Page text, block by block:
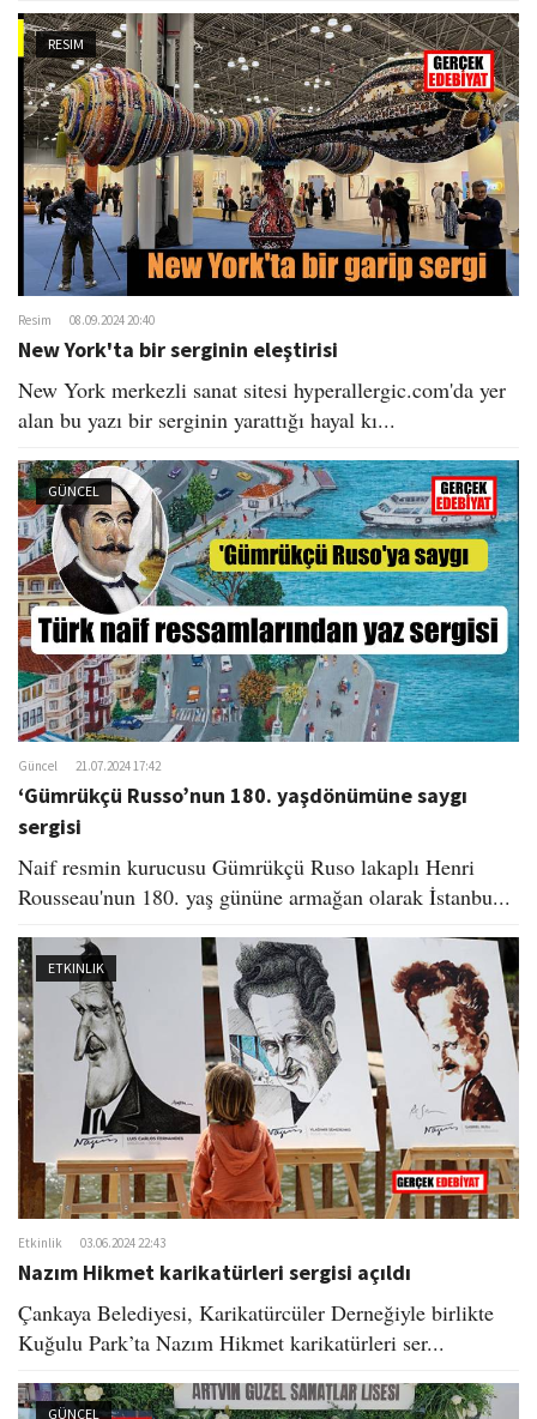
RESIM
Resim 08.09.2024 20:40
New York'ta bir serginin eleştirisi
New York merkezli sanat sitesi hyperallergic.com'da yer
alan bu yazı bir serginin yarattığı hayal kı...
GÜNCEL
Güncel 21.07.2024 17:42
‘Gümrükçü Russo’nun 180. yaşdönümüne saygı
sergisi​
Naif resmin kurucusu Gümrükçü Ruso lakaplı Henri
Rousseau'nun 180. yaş gününe armağan olarak İstanbu...
ETKINLIK
Etkinlik 03.06.2024 22:43
Nazım Hikmet karikatürleri sergisi açıldı​
Çankaya Belediyesi, Karikatürcüler Derneğiyle birlikte
Kuğulu Park’ta Nazım Hikmet karikatürleri ser...
GÜNCEL